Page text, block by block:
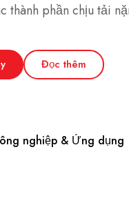
thành phần chịu tải
Đọc thêm
nghiệp & Ứng dụng